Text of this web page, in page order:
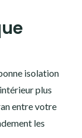
isolation
plus
entre votre
les